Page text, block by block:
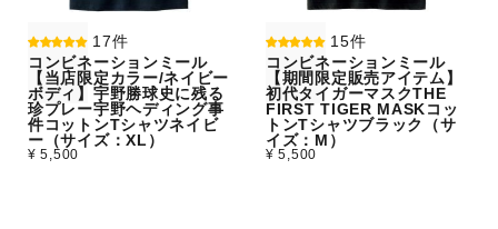
17件
コンビネーションミール
【当店限定カラー/ネイビー
ボディ】宇野勝球史に残る
珍プレー宇野ヘディング事
件コットンTシャツネイビ
ー（サイズ：XL）
¥ 5,500
15件
コンビネーションミール
【期間限定販売アイテム】
初代タイガーマスクTHE
FIRST TIGER MASKコッ
トンTシャツブラック（サ
イズ：M）
¥ 5,500